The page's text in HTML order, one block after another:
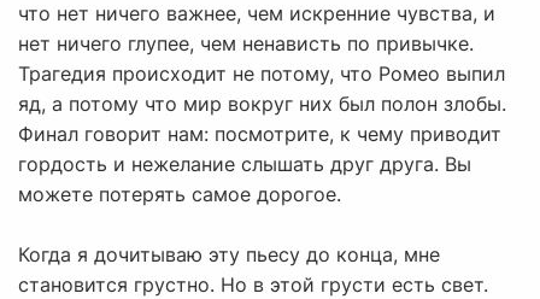
что нет ничего важнее, чем искренние чувства, и
нет ничего глупее, чем ненависть по привычке.
Трагедия происходит не потому, что Ромео выпил
яд, а потому что мир вокруг них был полон злобы.
Финал говорит нам: посмотрите, к чему приводит
гордость и нежелание слышать друг друга. Вы
можете потерять самое дорогое.
Когда я дочитываю эту пьесу до конца, мне
становится грустно. Но в этой грусти есть свет.